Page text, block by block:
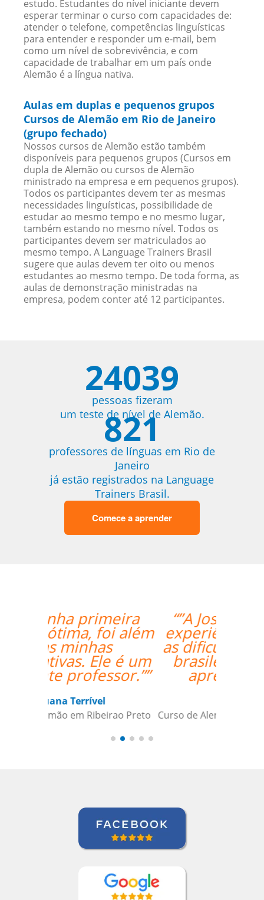
estudo. Estudantes do nível iniciante devem
esperar terminar o curso com capacidades de:
atender o telefone, competências linguísticas
para entender e responder um e-mail, bem
como um nível de sobrevivência, e com
capacidade de trabalhar em um país onde
Alemão é a língua nativa.
Aulas em duplas e pequenos grupos
Cursos de Alemão em Rio de Janeiro
(grupo fechado)
Nossos cursos de Alemão estão também
disponíveis para pequenos grupos (Cursos em
dupla de Alemão ou cursos de Alemão
ministrado na empresa e em pequenos grupos).
Todos os participantes devem ter as mesmas
necessidades linguísticas, possibilidade de
estudar ao mesmo tempo e no mesmo lugar,
também estando no mesmo nível. Todos os
participantes devem ser matriculados ao
mesmo tempo. A Language Trainers Brasil
sugere que aulas devem ter oito ou menos
estudantes ao mesmo tempo. De toda forma, as
aulas de demonstração ministradas na
empresa, podem conter até 12 participantes.
24039
pessoas fizeram
um teste de nível de Alemão.
821
professores de línguas em Rio de
Janeiro
já estão registrados na Language
Trainers Brasil.
Comece a aprender
“”A Josette tem boa
experiência, entende
as dificuldades de um
brasileiro, facilita o
aprendizado.””
Curso de Alemão em São Caetano do